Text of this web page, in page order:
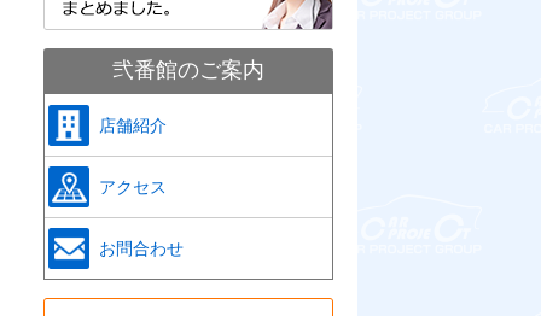
弐番館のご案内
店舗紹介
アクセス
お問合わせ